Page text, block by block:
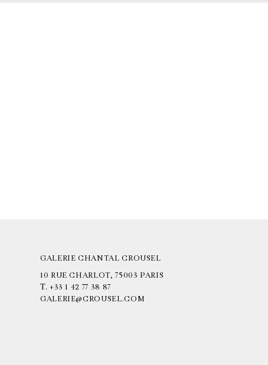
GALERIE CHANTAL CROUSEL
10 RUE CHARLOT, 75003 PARIS
T. +33 1 42 77 38 87
GALERIE@CROUSEL.COM